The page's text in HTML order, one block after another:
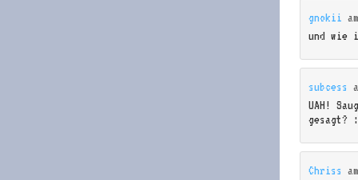
gnokii
und wie
subcess
UAH!
gesagt?
Chriss